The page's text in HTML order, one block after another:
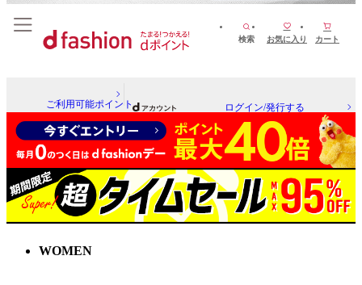
検索 お気に入り カート
ご利用可能ポイント ログイン/発行する
WOMEN